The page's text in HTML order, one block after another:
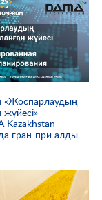
«Жоспарлаудың
жүйесі»
Kazakhstan
гран-при алды.